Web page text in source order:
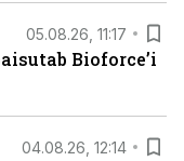
05.08.26, 11:17
Bioforce’i
04.08.26, 12:14